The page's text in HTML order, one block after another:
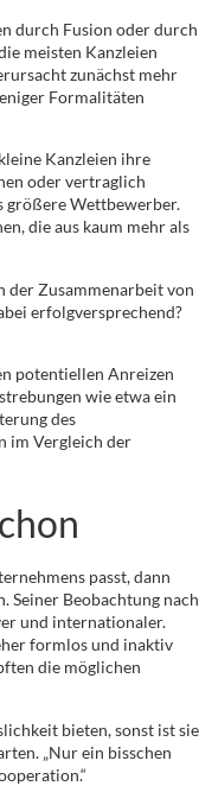
durch Fusion oder durch
meisten Kanzleien
zunächst mehr
Formalitäten
Kanzleien ihre
oder vertraglich
größere Wettbewerber.
die aus kaum mehr als
der Zusammenarbeit von
erfolgversprechend?
potentiellen Anreizen
wie etwa ein
des
im Vergleich der
passt, dann
Seiner Beobachtung nach
und internationaler.
formlos und inaktiv
die möglichen
bieten, sonst ist sie
„Nur ein bisschen